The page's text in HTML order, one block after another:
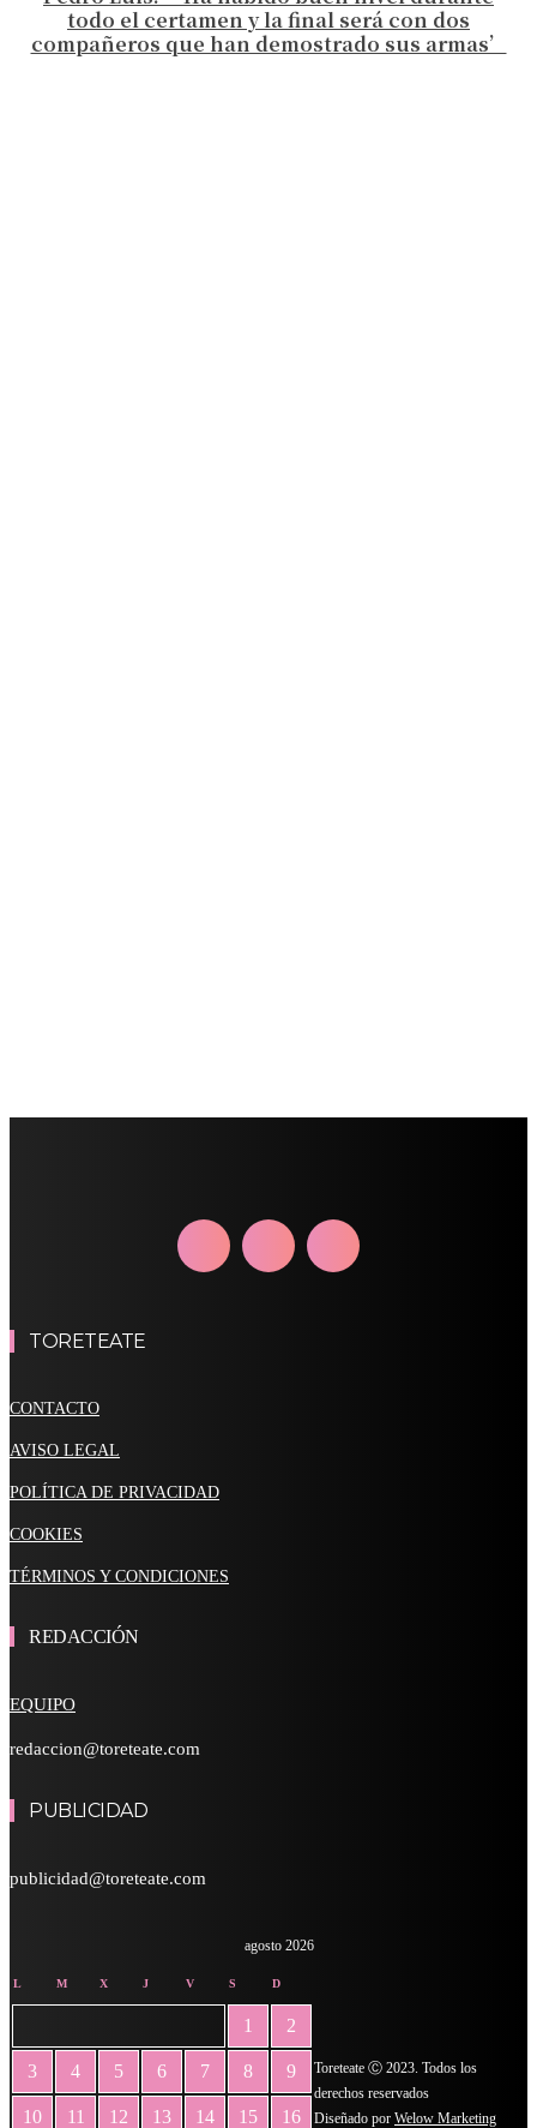
todo el certamen y la final será con dos
compañeros que han demostrado sus armas’
TORETEATE
CONTACTO
AVISO LEGAL
POLÍTICA DE PRIVACIDAD
COOKIES
TÉRMINOS Y CONDICIONES
REDACCIÓN
EQUIPO
redaccion@toreteate.com
PUBLICIDAD
publicidad@toreteate.com
agosto 2026
L M X J V S D
1 2
3 4 5 6 7 8 9
10 11 12 13 14 15 16
Toreteate Ⓒ 2023. Todos los
derechos reservados
Diseñado por Welow Marketing